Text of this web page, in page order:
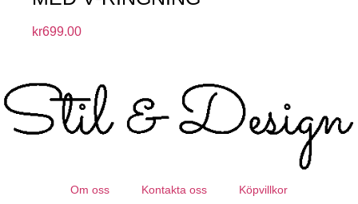
kr699.00
Om oss Kontakta oss Köpvillkor